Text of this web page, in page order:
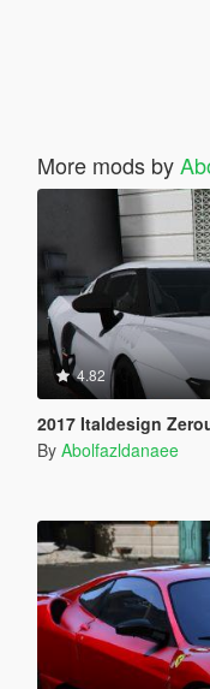
More mods by
4.82
2017 Italdesign
By Abolfazldanaee